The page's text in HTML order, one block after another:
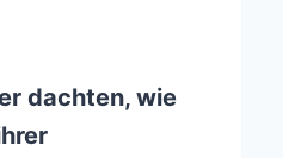
dachten, wie